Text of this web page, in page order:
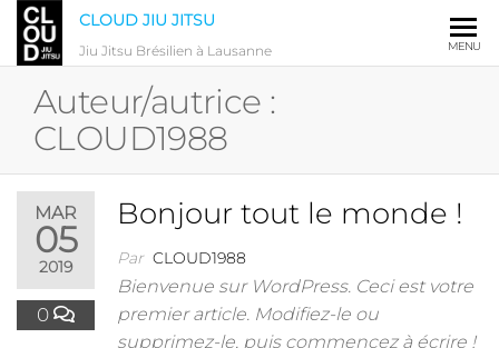
CLOUD JIU JITSU
Jiu Jitsu Brésilien à Lausanne MENU
Auteur/autrice :
CLOUD1988
MAR
05
2019
0
Bonjour tout le monde !
Par CLOUD1988
Bienvenue sur WordPress. Ceci est votre
premier article. Modifiez-le ou
supprimez-le, puis commencez à écrire !